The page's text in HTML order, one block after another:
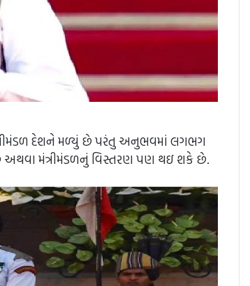
દેશને મળ્યું છે પરંતુ અનુભવમાં લગભગ
અથવા મંત્રીમંડળનું વિસ્તરણ પણ થઇ શકે છે.